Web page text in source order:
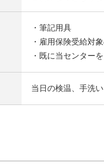
・筆記用具
・雇用保険受給対
・既に当センター
当日の検温、手洗